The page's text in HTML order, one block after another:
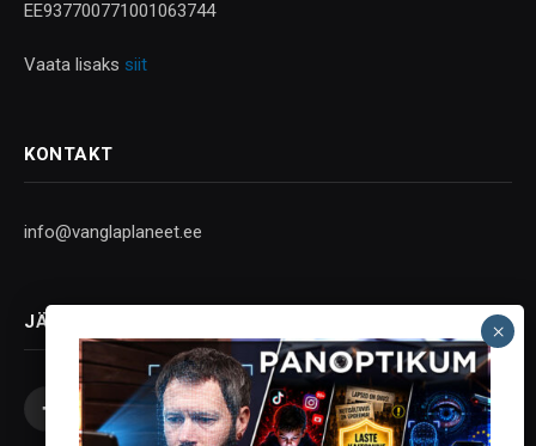
EE937700771001063744
Vaata lisaks siit
KONTAKT
info@vanglaplaneet.ee
JÄLGI SOTSIAALMEEDIAS
Facebook
X
InstagramYouTubeTelegram